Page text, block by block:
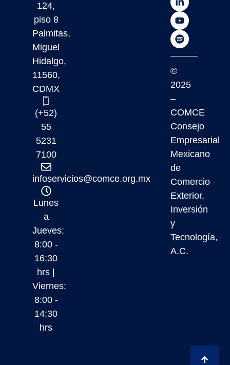
124,
piso 8
Palmitas,
Miguel
Hidalgo,
11560,
CDMX
(+52)
55
5231
7100
infoservicios@comce.org.mx
Lunes
a
Jueves:
8:00 -
16:30
hrs |
Viernes:
8:00 -
14:30
hrs
©
2025
–
COMCE
Consejo
Empresarial
Mexicano
de
Comercio
Exterior,
Inversión
y
Tecnología,
A.C.